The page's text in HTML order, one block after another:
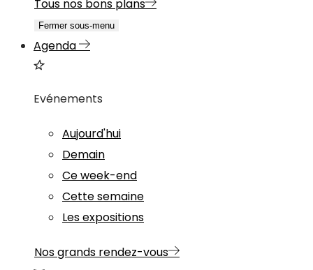
Tous nos bons plans
Fermer sous-menu
Agenda
Evénements
Aujourd'hui
Demain
Ce week-end
Cette semaine
Les expositions
Nos grands rendez-vous